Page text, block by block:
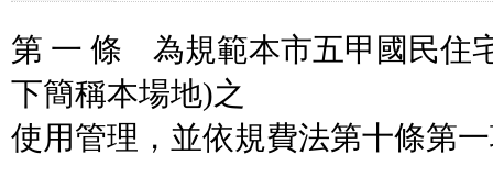
第 一 條 為規範本市五甲國民住
下簡稱本場地)之
使用管理，並依規費法第十條第